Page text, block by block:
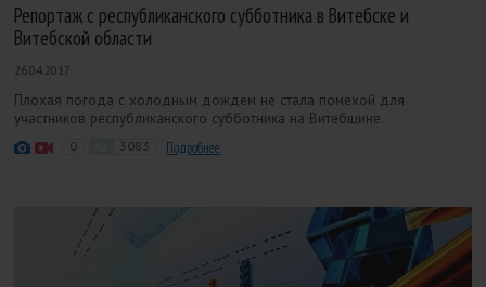
Репортаж с республиканского субботника в Витебске и
Витебской области
26.04.2017
Плохая погода с холодным дождем не стала помехой для
участников республиканского субботника на Витебщине.
0 3083 Подробнее